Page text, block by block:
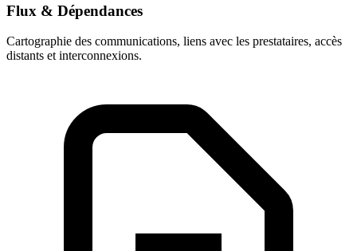
Flux & Dépendances
Cartographie des communications, liens avec les prestataires, accès
distants et interconnexions.